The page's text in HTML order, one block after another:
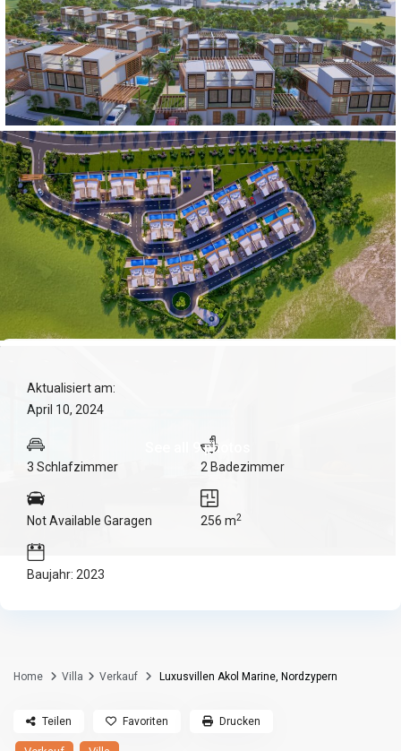
See all 9 photos
Aktualisiert am:
April 10, 2024
3 Schlafzimmer 2 Badezimmer
Not Available Garagen 256 m2
Baujahr: 2023
Home Villa Verkauf Luxusvillen Akol Marine, Nordzypern
Teilen Favoriten Drucken